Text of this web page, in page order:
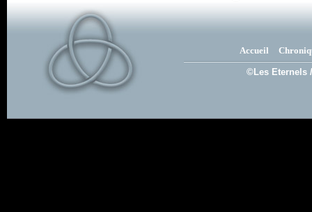
Accueil
©Les Eternels